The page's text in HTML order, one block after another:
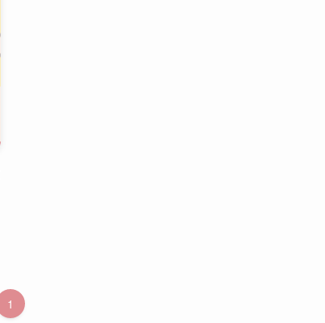
1